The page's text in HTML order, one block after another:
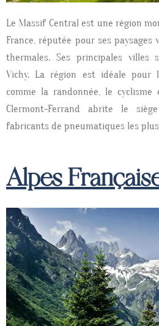
Le Massif Central est une région
France, réputée pour ses paysages
thermales. Ses principales villes
Vichy. La région est idéale pour
comme la randonnée, le cyclisme
Clermont-Ferrand abrite le
fabricants de pneumatiques les
Alpes